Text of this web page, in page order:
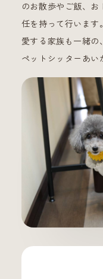
のお散歩やご飯、
任を持って行います。
愛する家族も一緒の
ペットシッターあい